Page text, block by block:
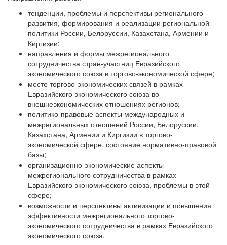
тенденции, проблемы и перспективы регионального
развития, формирования и реализации региональной
политики России, Белоруссии, Казахстана, Армении и
Киргизии;
направления и формы межрегионального
сотрудничества стран-участниц Евразийского
экономического союза в торгово-экономической сфере;
место торгово-экономических связей в рамках
Евразийского экономического союза во
внешнеэкономических отношениях регионов;
политико-правовые аспекты международных и
межрегиональных отношений России, Белоруссии,
Казахстана, Армении и Киргизии в торгово-
экономической сфере, состояние нормативно-правовой
базы;
организационно-экономические аспекты
межрегионального сотрудничества в рамках
Евразийского экономического союза, проблемы в этой
сфере;
возможности и перспективы активизации и повышения
эффективности межрегионального торгово-
экономического сотрудничества в рамках Евразийского
экономического союза.